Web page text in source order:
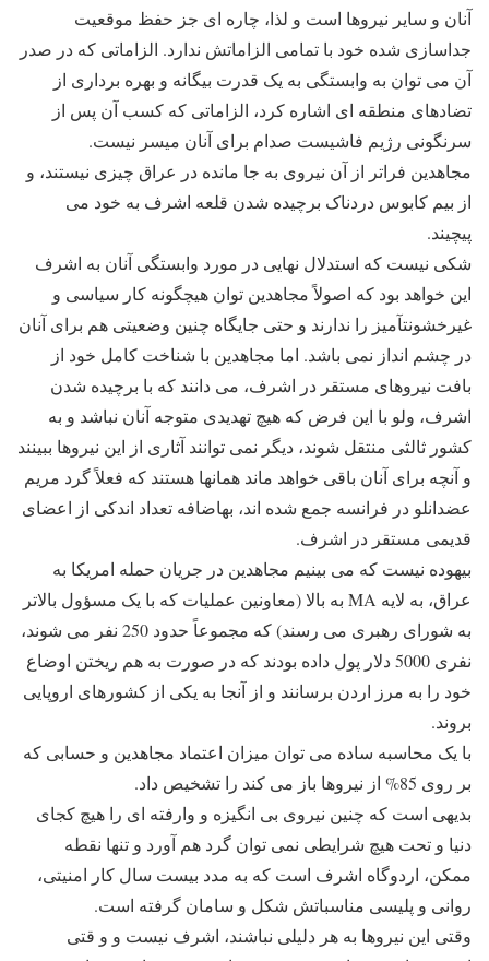
آنان و سایر نیروها است و لذا، چاره ای جز حفظ موقعیت
جداسازی شده خود با تمامی الزاماتش ندارد. الزاماتی که در صدر
آن می توان به وابستگی به یک قدرت بیگانه و بهره برداری از
تضادهای منطقه ای اشاره کرد، الزاماتی که کسب آن پس از
سرنگونی رژیم فاشیست صدام برای آنان میسر نیست.
مجاهدین فراتر از آن نیروی به جا مانده در عراق چیزی نیستند، و
از بیم کابوس دردناک برچیده شدن قلعه اشرف به خود می
پیچیند.
شکی نیست که استدلال نهایی در مورد وابستگی آنان به اشرف
این خواهد بود که اصولاً مجاهدین توان هیچگونه کار سیاسی و
غیرخشونت‎آمیز را ندارند و حتی جایگاه چنین وضعیتی هم برای آنان
در چشم انداز نمی باشد. اما مجاهدین با شناخت کامل خود از
بافت نیروهای مستقر در اشرف، می دانند که با برچیده شدن
اشرف، ولو با این فرض که هیچ تهدیدی متوجه آنان نباشد و به
کشور ثالثی منتقل شوند، دیگر نمی توانند آثاری از این نیروها ببینند
و آنچه برای آنان باقی خواهد ماند همانها هستند که فعلاً گرد مریم
عضدانلو در فرانسه جمع شده اند، به‎اضافه تعداد اندکی از اعضای
قدیمی مستقر در اشرف.
بیهوده نیست که می بینیم مجاهدین در جریان حمله امریکا به
عراق، به لایه MA به بالا (معاونین عملیات که با یک مسؤول بالاتر
به شورای رهبری می رسند) که مجموعاً حدود 250 نفر می شوند،
نفری 5000 دلار پول داده بودند که در صورت به هم ریختن اوضاع
خود را به مرز اردن برسانند و از آنجا به یکی از کشورهای اروپایی
بروند.
با یک محاسبه ساده می توان میزان اعتماد مجاهدین و حسابی که
بر روی 85% از نیروها باز می کند را تشخیص داد.
بدیهی است که چنین نیروی بی انگیزه و وارفته ای را هیچ کجای
دنیا و تحت هیچ شرایطی نمی توان گرد هم آورد و تنها نقطه
ممکن، اردوگاه اشرف است که به مدد بیست سال کار امنیتی،
روانی و پلیسی مناسباتش شکل و سامان گرفته است.
وقتی این نیروها به هر دلیلی نباشند، اشرف نیست و و قتی